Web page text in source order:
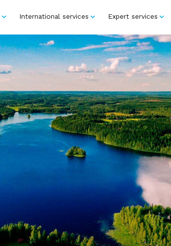
International services Expert services